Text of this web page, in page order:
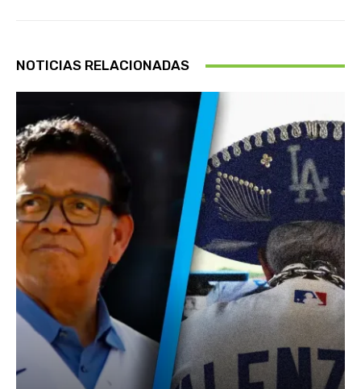
NOTICIAS RELACIONADAS